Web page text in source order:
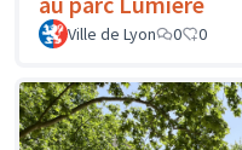
Ville de Lyon 0 0